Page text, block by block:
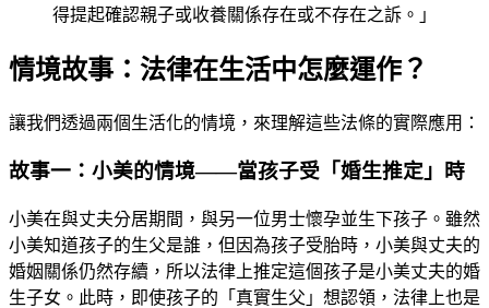
得提起確認親子或收養關係存在或不存在之訴。」
情境故事：法律在生活中怎麼運作？
讓我們透過兩個生活化的情境，來理解這些法條的實際應用：
故事一：小美的情境——當孩子受「婚生推定」時
小美在與丈夫分居期間，與另一位男士懷孕並生下孩子。雖然
小美知道孩子的生父是誰，但因為孩子受胎時，小美與丈夫的
婚姻關係仍然存續，所以法律上推定這個孩子是小美丈夫的婚
生子女。此時，即使孩子的「真實生父」想認領，法律上也是